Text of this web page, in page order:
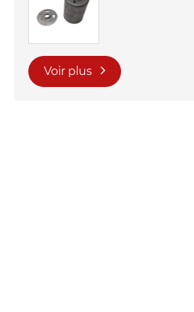
Voir plus